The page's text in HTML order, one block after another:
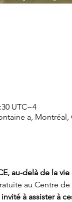
UTC−4
a, Montréal,
au-delà de la
au Centre
à assister à